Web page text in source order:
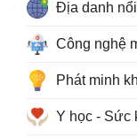
Địa danh
Công nghệ
Phát minh
Y học - Sức